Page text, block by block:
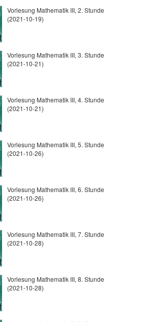
Vorlesung Mathematik III, 2. Stunde
(2021-10-19)
Vorlesung Mathematik III, 3. Stunde
(2021-10-21)
Vorlesung Mathematik III, 4. Stunde
(2021-10-21)
Vorlesung Mathematik III, 5. Stunde
(2021-10-26)
Vorlesung Mathematik III, 6. Stunde
(2021-10-26)
Vorlesung Mathematik III, 7. Stunde
(2021-10-28)
Vorlesung Mathematik III, 8. Stunde
(2021-10-28)